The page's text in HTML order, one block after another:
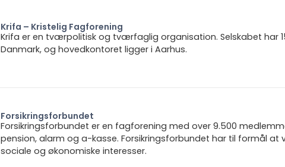
Krifa – Kristelig Fagforening
Krifa er en tværpolitisk og tværfaglig organisation. Selskabet har
Danmark, og hovedkontoret ligger i Aarhus.
Forsikringsforbundet
Forsikringsforbundet er en fagforening med over 9.500
pension, alarm og a-kasse. Forsikringsforbundet har til formål
sociale og økonomiske interesser.